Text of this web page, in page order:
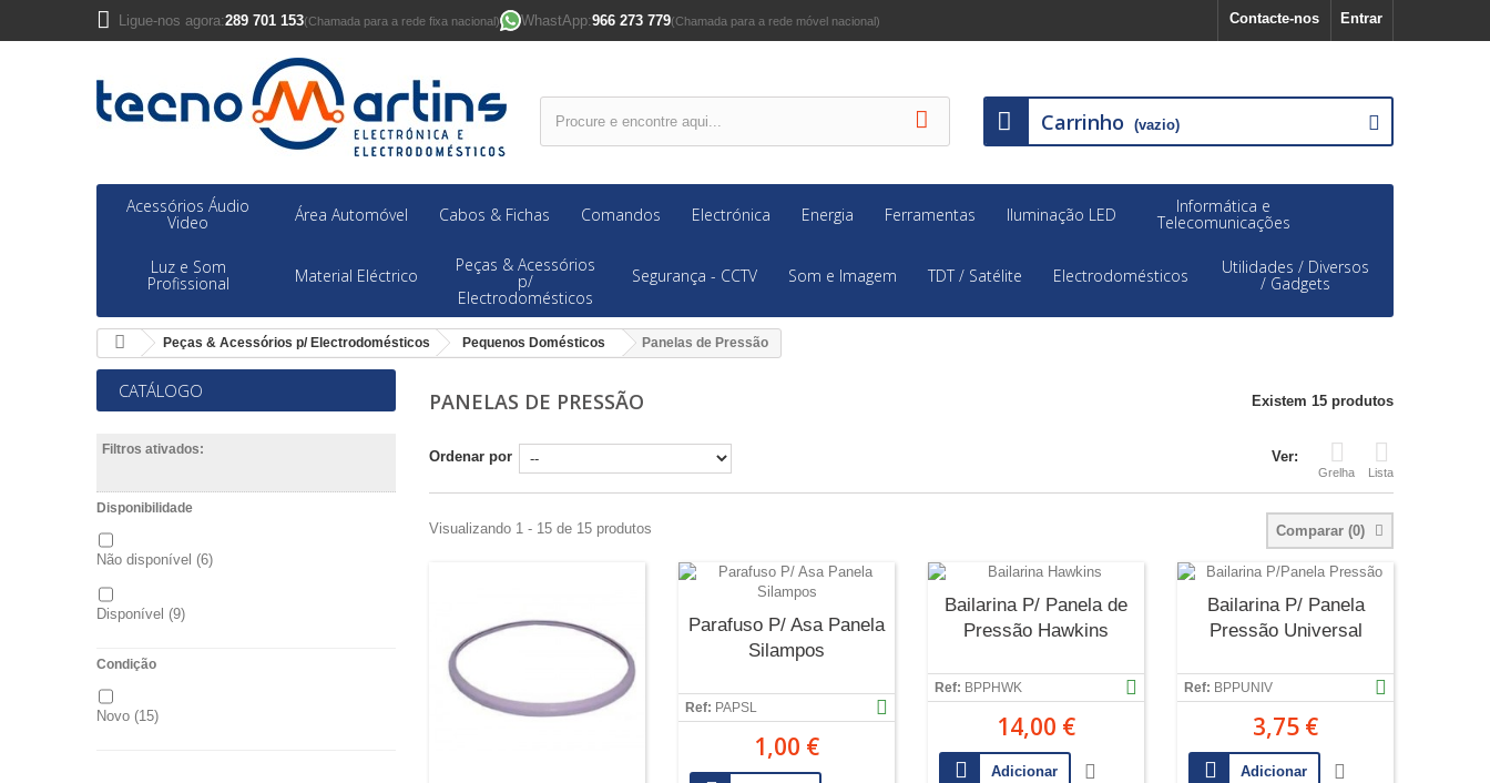
Entrar
Contacte-nos
Ligue-nos agora:289 701 153(Chamada para a rede fixa nacional) WhastApp:966 273 779(Chamada para a rede móvel nacional)
Carrinho (vazio)
Acessórios Áudio
Video Área Automóvel Cabos & Fichas Comandos Electrónica Energia Ferramentas Iluminação LED Informática e
Telecomunicações
Luz e Som
Profissional Material Eléctrico
Peças & Acessórios
p/
Electrodomésticos
Segurança - CCTV Som e Imagem TDT / Satélite Electrodomésticos Utilidades / Diversos
/ Gadgets
Peças & Acessórios p/ Electrodomésticos Pequenos Domésticos Panelas de Pressão
CATÁLOGO
Filtros ativados:
Disponibilidade
Não disponível (6)
Disponível (9)
Condição
Novo (15)
PANELAS DE PRESSÃO Existem 15 produtos
Ver:
Grelha Lista
Ordenar por
Comparar (0)
Visualizando 1 - 15 de 15 produtos
Parafuso P/ Asa Panela
Silampos
Ref: PAPSL
1,00 €
Bailarina P/ Panela de
Pressão Hawkins
Ref: BPPHWK
14,00 €
Adicionar
Bailarina P/ Panela
Pressão Universal
Ref: BPPUNIV
3,75 €
Adicionar